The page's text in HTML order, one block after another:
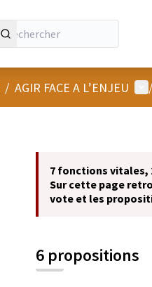
/ AGIR FACE A L’ENJEU /
7 fonctions vitales,
Sur cette page
vote et les
6 propositions